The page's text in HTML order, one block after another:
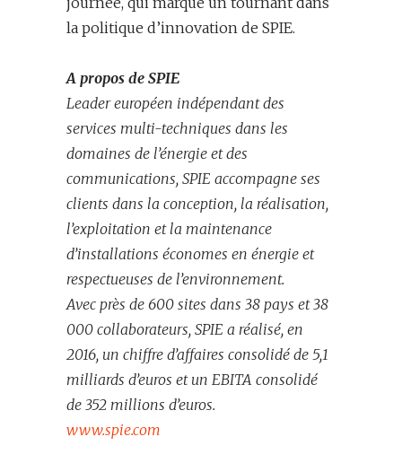
la politique d’innovation de SPIE.
A propos de SPIE
Leader européen indépendant des
services multi-techniques dans les
domaines de l’énergie et des
communications, SPIE accompagne ses
clients dans la conception, la réalisation,
l’exploitation et la maintenance
d’installations économes en énergie et
respectueuses de l’environnement.
Avec près de 600 sites dans 38 pays et 38
000 collaborateurs, SPIE a réalisé, en
2016, un chiffre d’affaires consolidé de 5,1
milliards d’euros et un EBITA consolidé
de 352 millions d’euros.
www.spie.com